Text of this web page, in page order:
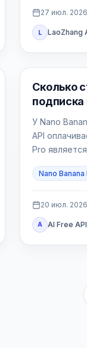
27 июл.
L LaoZhang
Генерация
Сколько
подписка
У Nano
API
Pro
Nano Banana
20 июл.
A AI Free